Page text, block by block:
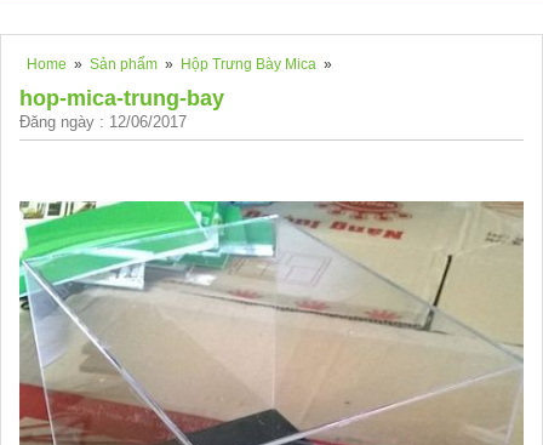
Home » Sản phẩm » Hộp Trưng Bày Mica »
hop-mica-trung-bay
Đăng ngày : 12/06/2017